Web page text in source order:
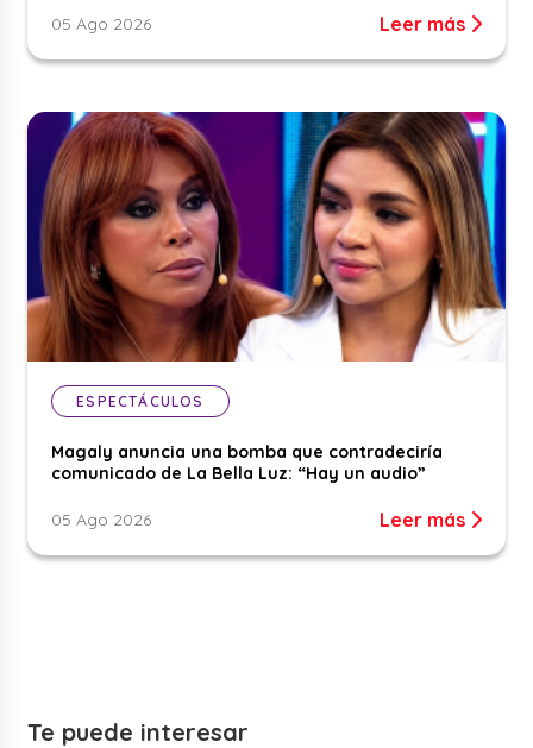
05 Ago 2026 Leer más
ESPECTÁCULOS
Magaly anuncia una bomba que contradeciría
comunicado de La Bella Luz: “Hay un audio”
05 Ago 2026 Leer más
Te puede interesar